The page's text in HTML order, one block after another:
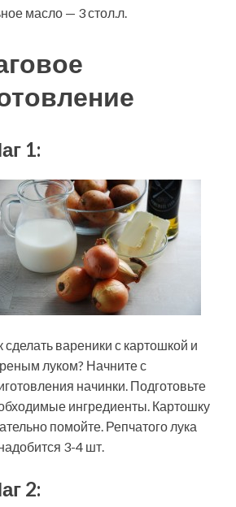
масло — 3 стол.л.
1:
сделать вареники с картошкой и
луком? Начните с
начинки. Подготовьте
ингредиенты. Картошку
помойте. Репчатого лука
3-4 шт.
2: